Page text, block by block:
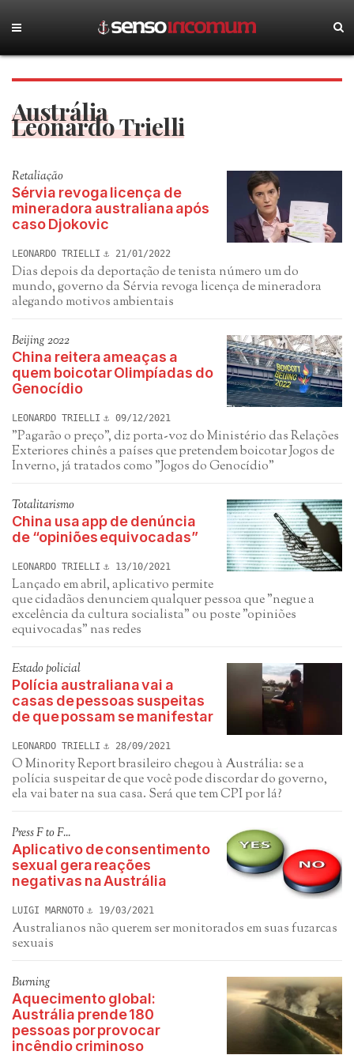
Austrália
Leonardo Trielli
Retaliação
Sérvia revoga licença de
mineradora australiana após
caso Djokovic
LEONARDO TRIELLI 21/01/2022
Dias depois da deportação de tenista número um do
mundo, governo da Sérvia revoga licença de mineradora
alegando motivos ambientais
Beijing 2022
China reitera ameaças a
quem boicotar Olimpíadas do
Genocídio
LEONARDO TRIELLI 09/12/2021
"Pagarão o preço", diz porta-voz do Ministério das Relações
Exteriores chinês a países que pretendem boicotar Jogos de
Inverno, já tratados como "Jogos do Genocídio"
Totalitarismo
China usa app de denúncia
de “opiniões equivocadas”
LEONARDO TRIELLI 13/10/2021
Lançado em abril, aplicativo permite
que cidadãos denunciem qualquer pessoa que "negue a
excelência da cultura socialista" ou poste "opiniões
equivocadas" nas redes
Estado policial
Polícia australiana vai a
casas de pessoas suspeitas
de que possam se manifestar
LEONARDO TRIELLI 28/09/2021
O Minority Report brasileiro chegou à Austrália: se a
polícia suspeitar de que você pode discordar do governo,
ela vai bater na sua casa. Será que tem CPI por lá?
Press F to F...
Aplicativo de consentimento
sexual gera reações
negativas na Austrália
LUIGI MARNOTO 19/03/2021
Australianos não querem ser monitorados em suas fuzarcas
sexuais
Burning
Aquecimento global:
Austrália prende 180
pessoas por provocar
incêndio criminoso